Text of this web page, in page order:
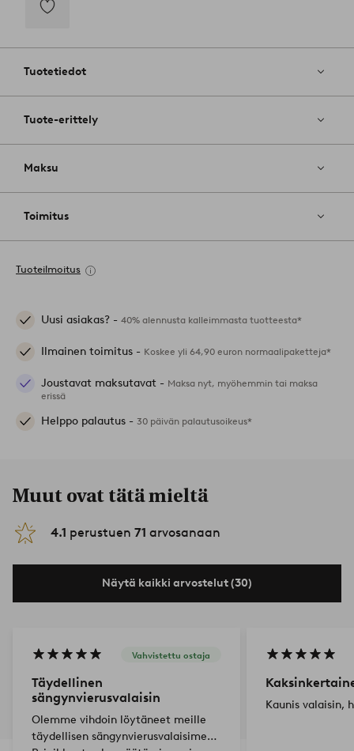
suosikkeihin
Tuotetiedot
Tuote-erittely
Maksu
Toimitus
Tuoteilmoitus
Uusi asiakas? - 40% alennusta kalleimmasta tuotteesta*
Ilmainen toimitus - Koskee yli 64,90 euron normaalipaketteja*
Joustavat maksutavat - Maksa nyt, myöhemmin tai maksa
erissä
Helppo palautus - 30 päivän palautusoikeus*
Muut ovat tätä mieltä
4.1 perustuen 71 arvosanaan
Näytä kaikki arvostelut (30)
Vahvistettu ostaja
Täydellinen
sängynvierusvalaisin
Olemme vihdoin löytäneet meille
täydellisen sängynvierusvalaisimen.
Kaunis valaisin,